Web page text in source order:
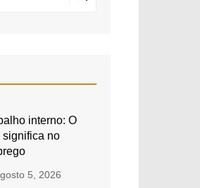
interno: O
significa no
5, 2026